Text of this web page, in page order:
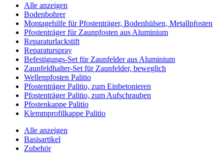
Alle anzeigen
Bodenbohrer
Montagehilfe für Pfostenträger, Bodenhülsen, Metallpfosten
Pfostenträger für Zaunpfosten aus Aluminium
Reparaturlackstift
Reparaturspray
Befestigungs-Set für Zaunfelder aus Aluminium
Zaunfeldhalter-Set für Zaunfelder, beweglich
Wellenpfosten Palitio
Pfostenträger Palitio, zum Einbetonieren
Pfostenträger Palitio, zum Aufschrauben
Pfostenkappe Palitio
Klemmprofilkappe Palitio
Alle anzeigen
Basisartikel
Zubehör